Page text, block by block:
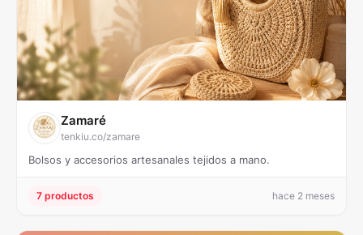
Zamaré
tenkiu.co/zamare
Bolsos y accesorios artesanales tejidos a mano.
7 productos hace 2 meses